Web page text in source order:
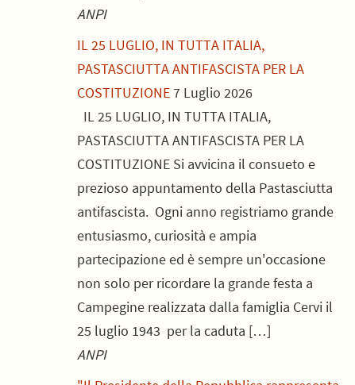
ANPI
IL 25 LUGLIO, IN TUTTA ITALIA,
PASTASCIUTTA ANTIFASCISTA PER LA
COSTITUZIONE7 Luglio 2026
IL 25 LUGLIO, IN TUTTA ITALIA,
PASTASCIUTTA ANTIFASCISTA PER LA
COSTITUZIONE Si avvicina il consueto e
prezioso appuntamento della Pastasciutta
antifascista. Ogni anno registriamo grande
entusiasmo, curiosità e ampia
partecipazione ed è sempre un'occasione
non solo per ricordare la grande festa a
Campegine realizzata dalla famiglia Cervi il
25 luglio 1943 per la caduta […]
ANPI